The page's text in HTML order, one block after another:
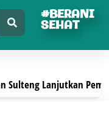
#BERANI
SEHAT
Pergub,